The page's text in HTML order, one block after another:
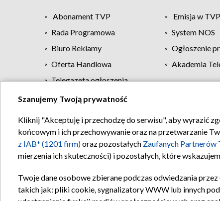
Abonament TVP Emisja w TVP
Rada Programowa
System NOS
Biuro Reklamy
Ogłoszenie
Oferta Handlowa
Akademia
Telegazeta ogłoszenia
Regulamin TVP
Szanujemy Twoją prywatność
Kliknij "Akceptuję i przechodzę do serwisu", aby wyrazić
końcowym i ich przechowywanie oraz na przetwarzanie
z IAB* (1201 firm)oraz pozostałych Zaufanych Partnerów
mierzenia ich skuteczności) i pozostałych, które
Twoje dane osobowe zbierane podczas odwiedzania przez
takich jak: pliki cookie, sygnalizatory WWW lub innych